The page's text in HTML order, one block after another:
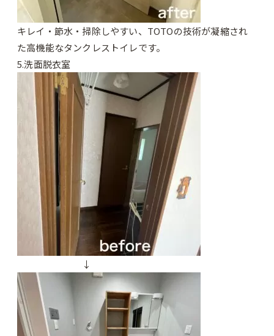
キレイ・節水・掃除しやすい、TOTOの技術が凝縮され
た高機能なタンクレストイレです。
5.洗面脱衣室
↓